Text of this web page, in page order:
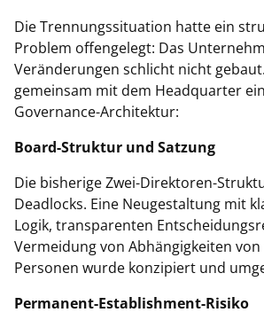
Die Trennungssituation hatte ein
Problem offengelegt: Das
Veränderungen schlicht nicht
gemeinsam mit dem Headquarter
Governance-Architektur:
Board-Struktur und Satzung
Die bisherige Zwei-Direktoren-
Deadlocks. Eine Neugestaltung mit
Logik, transparenten
Vermeidung von Abhängigkeiten
Personen wurde konzipiert und
Permanent-Establishment-Risiko